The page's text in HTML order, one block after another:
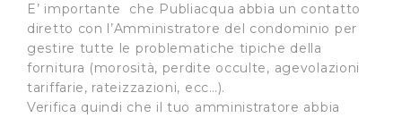
E’ importante che Publiacqua abbia un contatto
diretto con l’Amministratore del condominio per
gestire tutte le problematiche tipiche della
fornitura (morosità, perdite occulte, agevolazioni
tariffarie, rateizzazioni, ecc…).
Verifica quindi che il tuo amministratore abbia